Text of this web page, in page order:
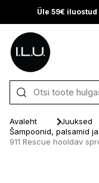
Üle 59€
Otse sisu
Avaleht Juuksed
Šampoonid, palsamid
911 Rescue hooldav